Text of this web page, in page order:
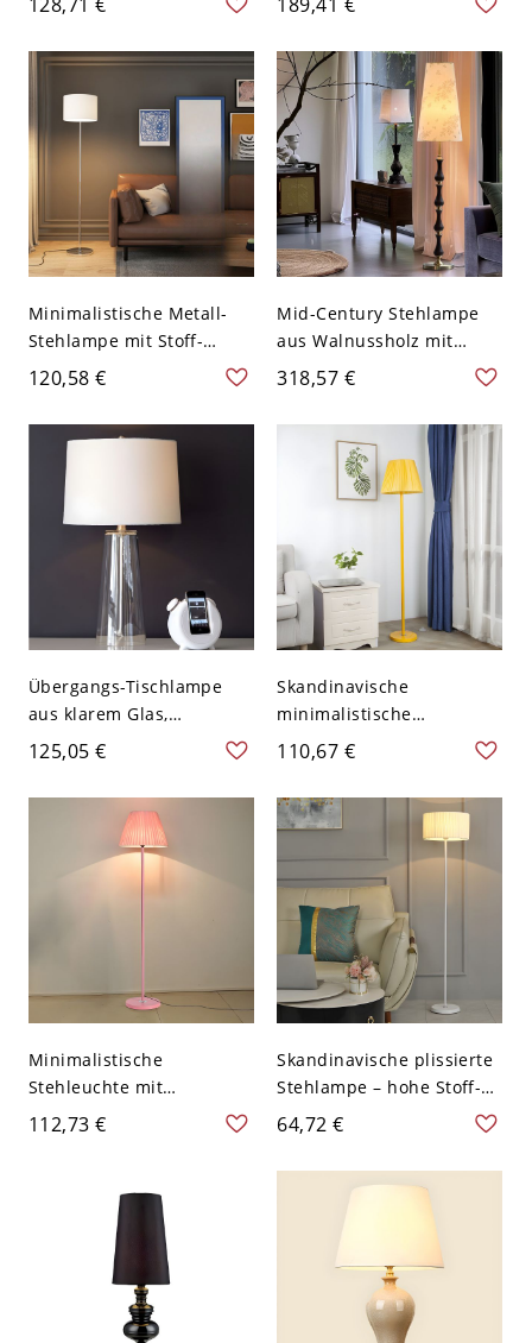
und Stoffschirm - Druck
Buffet 110V-120V Schwarz
klassischem
Zugkettenschalter - 110V-
120V Golden Weiß
Minimalistische Metall-
Stehlampe mit Stoff-
Trommelschirm und
beschwertem Rundfuß -
110V-120V Silber zu Fuß
120,58 €
Mid-Century Stehlampe
aus Walnussholz mit
Spindelschaft und
Stoffschirm - 110V-120V
Walnuss-Grau
318,57 €
Übergangs-Tischlampe
aus klarem Glas,
befüllbar, mit weißem
Stoff-Trommelschirm -
110V-120V Weiß
125,05 €
Skandinavische
minimalistische
Stehlampe mit plissiertem
Stoffschirm – weiches
Ambientelicht für
Wohnzimmer und
Schlafzimmer - 110V-120V
Gelb
110,67 €
Minimalistische
Stehleuchte mit
plissiertem Stoffschirm
und beschwertem Fuß für
110V-120V Rosa
112,73 €
Skandinavische plissierte
Stehlampe – hohe Stoff-
Standlampe mit
beschwertem Sockel fürs
Wohnzimmer - 110V-120V
64,72 €